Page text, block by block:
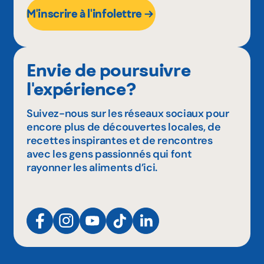
M'inscrire à l'infolettre
Envie de poursuivre
l'expérience?
Suivez-nous sur les réseaux sociaux pour
encore plus de découvertes locales, de
recettes inspirantes et de rencontres
avec les gens passionnés qui font
rayonner les aliments d’ici.